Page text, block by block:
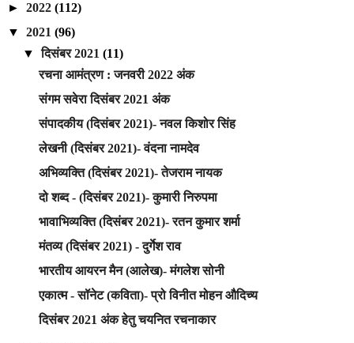
► 2022 (112)
▼ 2021 (96)
▼दिसंबर 2021(11)
रचना आमंत्रण : जनवरी 2022 अंक
संगम सवेरा दिसंबर 2021 अंक
संपादकीय (दिसंबर 2021)- नवल किशोर सिंह
लेखनी (दिसंबर 2021)- वंदना नामदेव
अभिव्यक्ति (दिसंबर 2021)- तेजराम नायक
दो शब्द - (दिसंबर 2021)- कुमारी निरुपमा
भावाभिव्यक्ति (दिसंबर 2021)- रतन कुमार शर्मा
मंतव्य (दिसंबर 2021) - दुर्गेश राव
भारतीय आयरन मैन (आलेख)- मंगलेश सोनी
एकात्म - सॉनेट (कविता)- प्रो विनीत मोहन औदिच्य
दिसंबर 2021 अंक हेतु चयनित रचनाकार